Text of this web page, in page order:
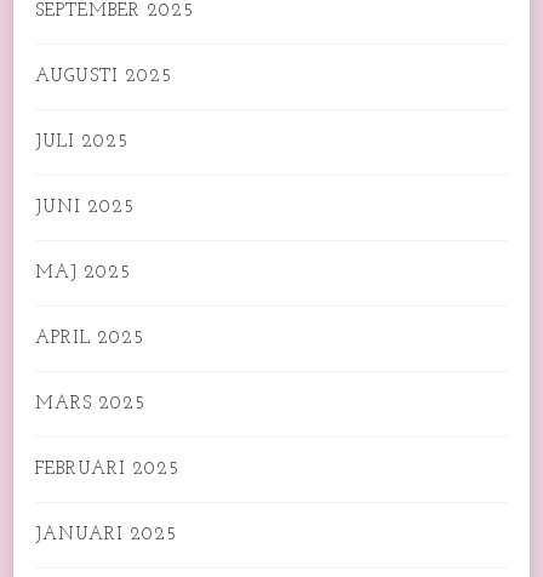
SEPTEMBER 2025
AUGUSTI 2025
JULI 2025
JUNI 2025
MAJ 2025
APRIL 2025
MARS 2025
FEBRUARI 2025
JANUARI 2025